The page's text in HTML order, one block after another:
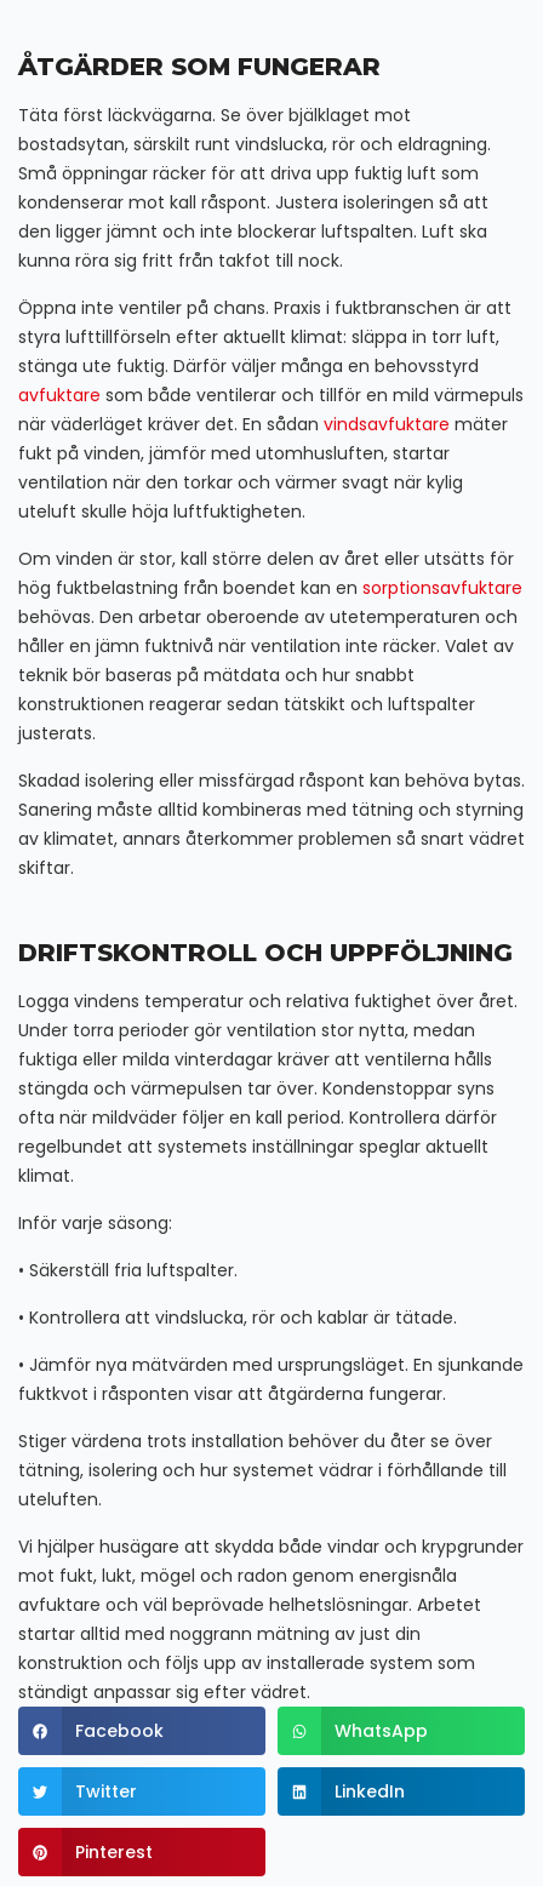
ÅTGÄRDER SOM FUNGERAR
Täta först läckvägarna. Se över bjälklaget mot
bostadsytan, särskilt runt vindslucka, rör och eldragning.
Små öppningar räcker för att driva upp fuktig luft som
kondenserar mot kall råspont. Justera isoleringen så att
den ligger jämnt och inte blockerar luftspalten. Luft ska
kunna röra sig fritt från takfot till nock.
Öppna inte ventiler på chans. Praxis i fuktbranschen är att
styra lufttillförseln efter aktuellt klimat: släppa in torr luft,
stänga ute fuktig. Därför väljer många en behovsstyrd
avfuktare som både ventilerar och tillför en mild värmepuls
när väderläget kräver det. En sådan vindsavfuktare mäter
fukt på vinden, jämför med utomhusluften, startar
ventilation när den torkar och värmer svagt när kylig
uteluft skulle höja luftfuktigheten.
Om vinden är stor, kall större delen av året eller utsätts för
hög fuktbelastning från boendet kan en sorptionsavfuktare
behövas. Den arbetar oberoende av utetemperaturen och
håller en jämn fuktnivå när ventilation inte räcker. Valet av
teknik bör baseras på mätdata och hur snabbt
konstruktionen reagerar sedan tätskikt och luftspalter
justerats.
Skadad isolering eller missfärgad råspont kan behöva bytas.
Sanering måste alltid kombineras med tätning och styrning
av klimatet, annars återkommer problemen så snart vädret
skiftar.
DRIFTSKONTROLL OCH UPPFÖLJNING
Logga vindens temperatur och relativa fuktighet över året.
Under torra perioder gör ventilation stor nytta, medan
fuktiga eller milda vinterdagar kräver att ventilerna hålls
stängda och värmepulsen tar över. Kondenstoppar syns
ofta när mildväder följer en kall period. Kontrollera därför
regelbundet att systemets inställningar speglar aktuellt
klimat.
Inför varje säsong:
• Säkerställ fria luftspalter.
• Kontrollera att vindslucka, rör och kablar är tätade.
• Jämför nya mätvärden med ursprungsläget. En sjunkande
fuktkvot i råsponten visar att åtgärderna fungerar.
Stiger värdena trots installation behöver du åter se över
tätning, isolering och hur systemet vädrar i förhållande till
uteluften.
Vi hjälper husägare att skydda både vindar och krypgrunder
mot fukt, lukt, mögel och radon genom energisnåla
avfuktare och väl beprövade helhetslösningar. Arbetet
startar alltid med noggrann mätning av just din
konstruktion och följs upp av installerade system som
ständigt anpassar sig efter vädret.​‌‌‌​‌​​​‌‌​‌‌‌‌​‌‌​‌​‌‌​‌‌‌​​‌​​‌‌​‌‌‌‌​‌‌‌​​​‌​‌‌​​‌​​​‌‌‌​‌‌​​‌‌‌​‌​‌​​‌‌​‌​‌​‌‌‌​‌​‌
Facebook
WhatsApp
Twitter LinkedIn
Pinterest